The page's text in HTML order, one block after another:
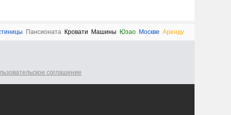
Пансионата Кровати Машины Юзао Москве Аренду
соглашение